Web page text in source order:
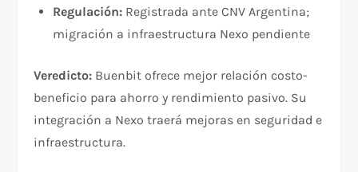
Regulación: Registrada ante CNV Argentina;
migración a infraestructura Nexo pendiente
Veredicto: Buenbit ofrece mejor relación costo-
beneficio para ahorro y rendimiento pasivo. Su
integración a Nexo traerá mejoras en seguridad e
infraestructura.